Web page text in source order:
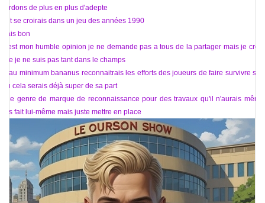
perdons de plus en plus d'adepte
Ont se croirais dans un jeu des années 1990
Mais bon
C’est mon humble opinion je ne demande pas a tous de la partager mais je crois
que je ne suis pas tant dans le champs
Si au minimum bananus reconnaitrais les efforts des joueurs de faire survivre son
jeu cela serais déjà super de sa part
Une genre de marque de reconnaissance pour des travaux qu'il n'aurais même
pas fait lui-même mais juste mettre en place